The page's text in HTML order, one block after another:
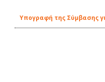
Υπογραφή της Σύμβασης